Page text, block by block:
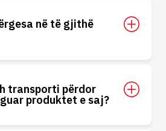
në të gjithë
transporti përdor
produktet e saj?